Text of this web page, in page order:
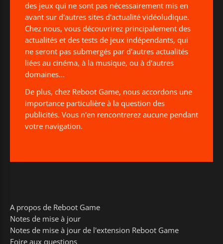
des jeux qui ne sont pas nécessairement mis en
avant sur d'autres sites d'actualité vidéoludique.
Chez nous, vous découvrirez principalement des
actualités et des tests de jeux indépendants, qui
ne seront pas submergés par d'autres actualités
liées au cinéma, à la musique, ou à d'autres
domaines...
De plus, chez Reboot Game, nous accordons une
importance particulière à la question des
publicités. Vous n'en rencontrerez aucune pendant
votre navigation.
A propos de Reboot Game
Notes de mise à jour
Notes de mise à jour de l'extension Reboot Game
Foire aux questions